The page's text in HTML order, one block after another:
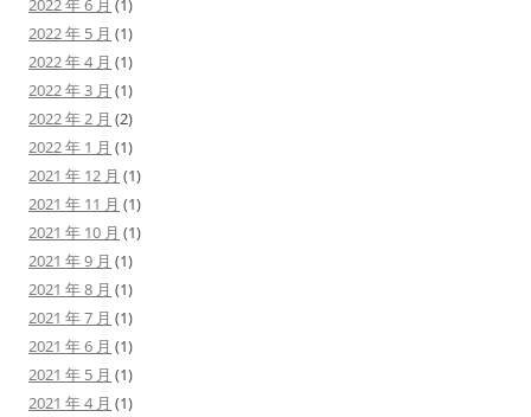
2022 年 6 月 (1)
2022 年 5 月 (1)
2022 年 4 月 (1)
2022 年 3 月 (1)
2022 年 2 月 (2)
2022 年 1 月 (1)
2021 年 12 月 (1)
2021 年 11 月 (1)
2021 年 10 月 (1)
2021 年 9 月 (1)
2021 年 8 月 (1)
2021 年 7 月 (1)
2021 年 6 月 (1)
2021 年 5 月 (1)
2021 年 4 月 (1)